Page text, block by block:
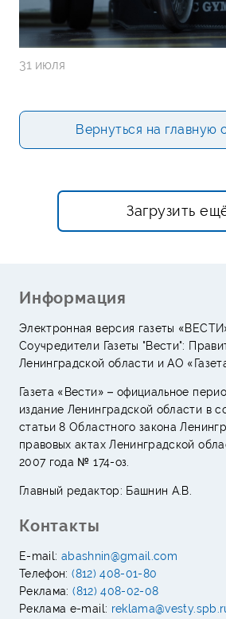
31 июля
Вернуться на главную
Загрузить
Информация
Электронная версия газеты
Соучредители Газеты "Вести":
Ленинградской области и АО
Газета «Вести» – официальное
издание Ленинградской области в
статьи 8 Областного закона
правовых актах Ленинградской
2007 года № 174-оз.
Главный редактор: Башнин А.В.
Контакты
E-mail: abashnin@gmail.com
Телефон:(812) 408-01-80
Реклама:(812) 408-02-08
Реклама e-mail: